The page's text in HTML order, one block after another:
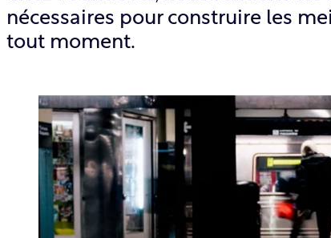
nécessaires pour construire les
tout moment.